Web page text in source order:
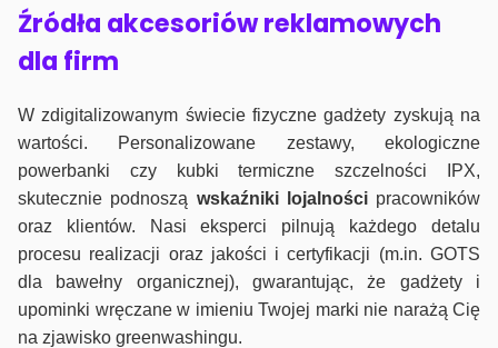
Źródła akcesoriów reklamowych
dla firm
W zdigitalizowanym świecie fizyczne gadżety zyskują na
wartości. Personalizowane zestawy, ekologiczne
powerbanki czy kubki termiczne szczelności IPX,
skutecznie podnoszą wskaźniki lojalnościpracowników
oraz klientów. Nasi eksperci pilnują każdego detalu
procesu realizacji oraz jakości i certyfikacji (m.in. GOTS
dla bawełny organicznej), gwarantując, że gadżety i
upominki wręczane w imieniu Twojej marki nie narażą Cię
na zjawisko greenwashingu.